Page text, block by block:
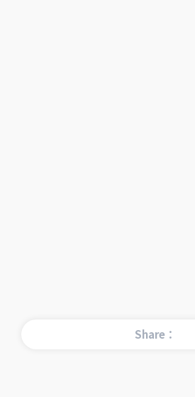
Share：